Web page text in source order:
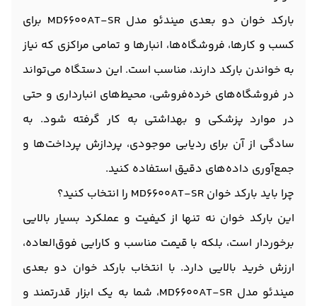
بارکد خوان دو بعدی میندئو مدل MD6600AT-SR برای
کسب و کارها، فروشگاه‌ها، انبارها و تمامی مراکزی که نیاز
به خواندن بارکد دارند، مناسب است. این دستگاه می‌تواند
در فروشگاه‌های خرده‌فروشی، محیط‌های انبارداری و حتی
در موارد پزشکی و بهداشتی به کار گرفته شود. به
سادگی از آن برای ردیابی موجودی، پردازش پرداخت‌ها و
جمع‌آوری داده‌های دقیق استفاده کنید.
چرا باید بارکد خوان MD6600AT-SR را انتخاب کنید؟
این بارکد خوان نه تنها از کیفیت و عملکرد بسیار بالایی
برخوردار است، بلکه با قیمت مناسب و کارایی فوق‌العاده،
ارزش خرید بالایی دارد. با انتخاب بارکد خوان دو بعدی
میندئو مدل MD6600AT-SR، شما به یک ابزار قدرتمند و